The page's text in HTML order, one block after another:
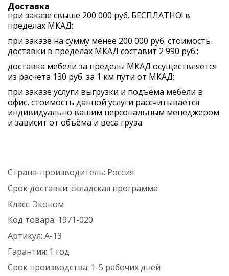
Доставка
при заказе свыше 200 000 руб. БЕСПЛАТНО! в
пределах МКАД;
при заказе на сумму менее 200 000 руб. стоимость
доставки в пределах МКАД составит 2 990 руб.;
доставка мебели за пределы МКАД осуществляется
из расчета 130 руб. за 1 км пути от МКАД;
при заказе услуги выгрузки и подъёма мебели в
офис, стоимость данной услуги рассчитывается
индивидуально вашим персональным менеджером
и зависит от объёма и веса груза.
Страна-производитель: Россия
Срок доставки: складская программа
Класс: Эконом
Код товара: 1971-020
Артикул: А-13
Гарантия: 1 год
Срок производства: 1-5 рабочих дней